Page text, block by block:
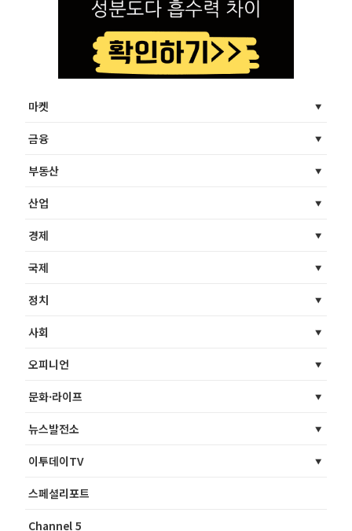
마켓
금융
부동산
산업
경제
국제
정치
사회
오피니언
문화·라이프
뉴스발전소
이투데이TV
스페셜리포트
Channel 5